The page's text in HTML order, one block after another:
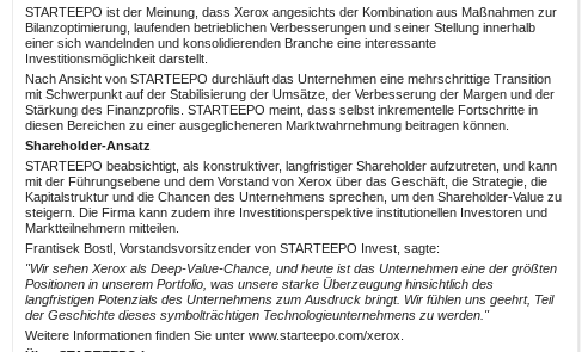
STARTEEPO ist der Meinung, dass Xerox angesichts der Kombination aus Maßnahmen zur
Bilanzoptimierung, laufenden betrieblichen Verbesserungen und seiner Stellung innerhalb
einer sich wandelnden und konsolidierenden Branche eine interessante
Investitionsmöglichkeit darstellt.
Nach Ansicht von STARTEEPO durchläuft das Unternehmen eine mehrschrittige Transition
mit Schwerpunkt auf der Stabilisierung der Umsätze, der Verbesserung der Margen und der
Stärkung des Finanzprofils. STARTEEPO meint, dass selbst inkrementelle Fortschritte in
diesen Bereichen zu einer ausgeglicheneren Marktwahrnehmung beitragen können.
Shareholder-Ansatz
STARTEEPO beabsichtigt, als konstruktiver, langfristiger Shareholder aufzutreten, und kann
mit der Führungsebene und dem Vorstand von Xerox über das Geschäft, die Strategie, die
Kapitalstruktur und die Chancen des Unternehmens sprechen, um den Shareholder-Value zu
steigern. Die Firma kann zudem ihre Investitionsperspektive institutionellen Investoren und
Marktteilnehmern mitteilen.
Frantisek Bostl, Vorstandsvorsitzender von STARTEEPO Invest, sagte:
"Wir sehen Xerox als Deep-Value-Chance, und heute ist das Unternehmen eine der größten
Positionen in unserem Portfolio, was unsere starke Überzeugung hinsichtlich des
langfristigen Potenzials des Unternehmens zum Ausdruck bringt. Wir fühlen uns geehrt, Teil
der Geschichte dieses symbolträchtigen Technologieunternehmens zu werden."
Weitere Informationen finden Sie unter www.starteepo.com/xerox.